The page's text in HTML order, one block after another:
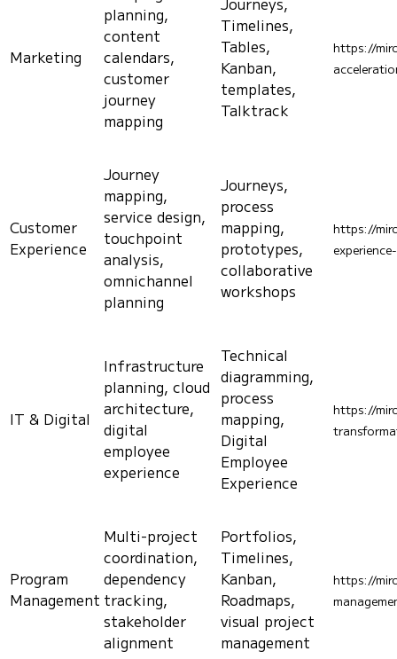
Marketing
planning,
content
calendars,
customer
journey
mapping
Timelines,
Tables,
Kanban,
templates,
Talktrack
https://
Customer
Experience
Journey
mapping,
service design,
touchpoint
analysis,
omnichannel
planning
Journeys,
process
mapping,
prototypes,
collaborative
workshops
https://
IT & Digital
Infrastructure
planning, cloud
architecture,
digital
employee
experience
Technical
diagramming,
process
mapping,
Digital
Employee
Experience
https://
Program
Management
Multi-project
coordination,
dependency
tracking,
stakeholder
alignment
Portfolios,
Timelines,
Kanban,
Roadmaps,
visual project
management
https://